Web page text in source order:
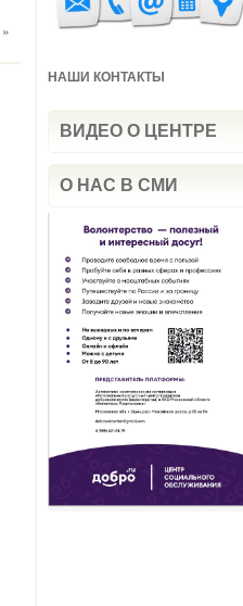
»
НАШИ КОНТАКТЫ
ВИДЕО О ЦЕНТРЕ
О НАС В СМИ